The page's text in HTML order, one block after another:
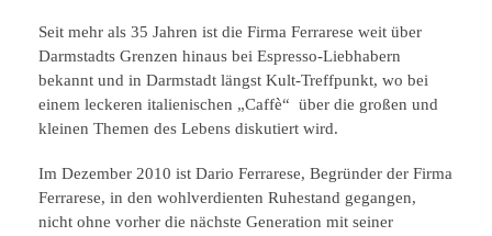
möchten den Spaß vor allem am
Mountainbiking nach außen transportieren
und insbesondere Frauen für das Radfahren
zu ermutigen.
Mehr zum Projekt
Seit mehr als 35 Jahren ist die Firma Ferrarese weit über
Darmstadts Grenzen hinaus bei Espresso-Liebhabern
bekannt und in Darmstadt längst Kult-Treffpunkt, wo bei
einem leckeren italienischen „Caffè“ über die großen und
kleinen Themen des Lebens diskutiert wird.
Im Dezember 2010 ist Dario Ferrarese, Begründer der Firma
Ferrarese, in den wohlverdienten Ruhestand gegangen,
nicht ohne vorher die nächste Generation mit seiner